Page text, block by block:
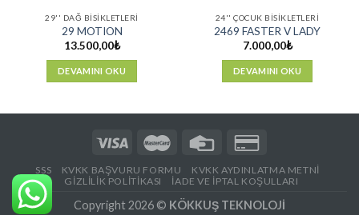
29'' DAĞ BISIKLETLERI
29 MOTION
13.500,00₺
DEVAMINI OKU
24'' ÇOCUK BISIKLETLERI
2469 FASTER V LADY
7.000,00₺
DEVAMINI OKU
SSS KVKK BAŞVURU FORMU
KVKK AYDINLATMA METNİ
GIZLILIK POLITIKASI
İADE VE İPTAL KOŞULLARI
Copyright 2026 © KÖKKUŞ TEKNOLOJİ